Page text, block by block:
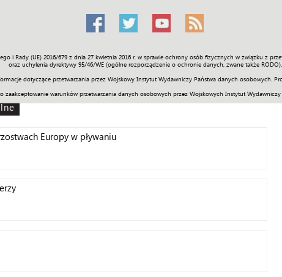
i Rady (UE) 2016/679 z dnia 27 kwietnia 2016 r. w sprawie ochrony osób fizycznych w związku z
oraz uchylenia dyrektywy 95/46/WE (ogólne rozporządzenie o ochronie danych, zwane także RODO).
dotyczące przetwarzania przez Wojskowy Instytut Wydawniczy Państwa danych osobowych.
zaakceptowanie warunków przetwarzania danych osobowych przez Wojskowych Instytut Wydawniczy
Świat Społeczność Sport Historia Galerie Wideo
Europy w pływaniu